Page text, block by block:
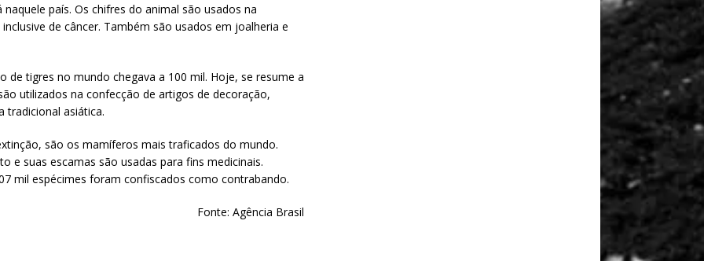
país. Os chifres do animal são usados na
de câncer. Também são usados em joalheria e
de tigres no mundo chegava a 100 mil. Hoje, se resume a
utilizados na confecção de artigos de decoração,
tradicional asiática.
são os mamíferos mais traficados do mundo.
e suas escamas são usadas para fins medicinais.
mil espécimes foram confiscados como contrabando.
Fonte: Agência Brasil